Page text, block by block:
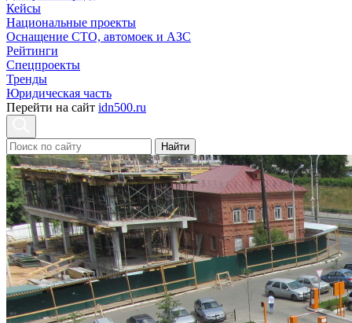
Кейсы
Национальные проекты
Оснащение СТО, автомоек и АЗС
Рейтинги
Спецпроекты
Тренды
Юридическая часть
Перейти на сайт idn500.ru
Найти